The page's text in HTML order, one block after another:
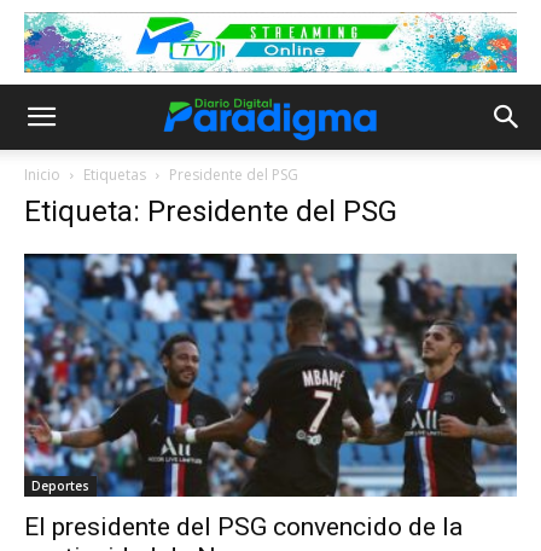
Inicio Etiquetas Presidente del PSG
Etiqueta: Presidente del PSG
Deportes
El presidente del PSG convencido de la